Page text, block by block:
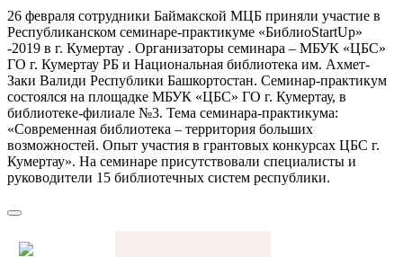
26 февраля сотрудники Баймакской МЦБ приняли участие в
Республиканском семинаре-практикуме «БиблиоStartUp»
-2019 в г. Кумертау . Организаторы семинара – МБУК «ЦБС»
ГО г. Кумертау РБ и Национальная библиотека им. Ахмет-
Заки Валиди Республики Башкортостан. Семинар-практикум
состоялся на площадке МБУК «ЦБС» ГО г. Кумертау, в
библиотеке-филиале №3. Тема семинара-практикума:
«Современная библиотека – территория больших
возможностей. Опыт участия в грантовых конкурсах ЦБС г.
Кумертау». На семинаре присутствовали специалисты и
руководители 15 библиотечных систем республики.